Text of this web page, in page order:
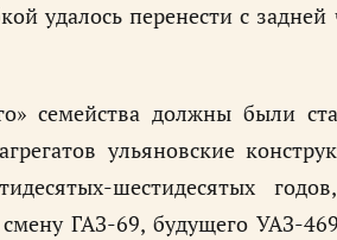
удалось перенести с задней
семейства должны были
ульяновские
шестидесятых
смену ГАЗ-69, будущего УАЗ-